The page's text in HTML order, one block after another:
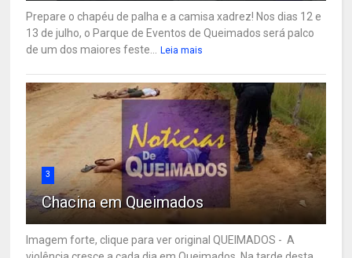
Prepare o chapéu de palha e a camisa xadrez! Nos dias 12 e
13 de julho, o Parque de Eventos de Queimados será palco
de um dos maiores feste...
Leia mais
3
Chacina em Queimados
Imagem forte, clique para ver original QUEIMADOS - A